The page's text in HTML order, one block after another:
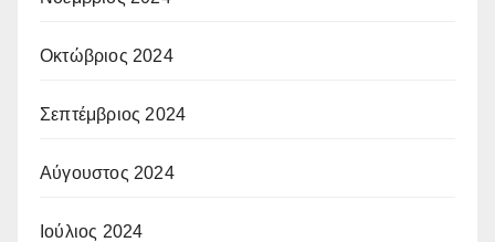
Οκτώβριος 2024
Σεπτέμβριος 2024
Αύγουστος 2024
Ιούλιος 2024